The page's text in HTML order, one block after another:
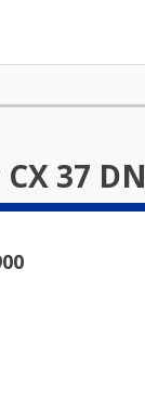
37 DN